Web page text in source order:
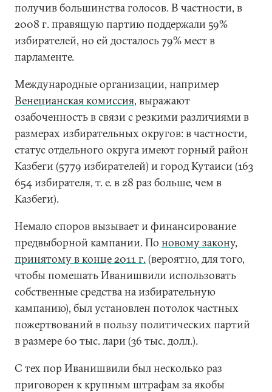
получив большинства голосов. В частности, в
2008 г. правящую партию поддержали 59%
избирателей, но ей досталось 79% мест в
парламенте.
Международные организации, например
Венецианская комиссия, выражают
озабоченность в связи с резкими различиями в
размерах избирательных округов: в частности,
статус отдельного округа имеют горный район
Казбеги (5779 избирателей) и город Кутаиси (163
654 избирателя, т. е. в 28 раз больше, чем в
Казбеги).
Немало споров вызывает и финансирование
предвыборной кампании. По новому закону,
принятому в конце 2011 г.(вероятно, для того,
чтобы помешать Иванишвили использовать
собственные средства на избирательную
кампанию), был установлен потолок частных
пожертвований в пользу политических партий
в размере 60 тыс. лари (36 тыс. долл.).
С тех пор Иванишвили был несколько раз
приговорен к крупным штрафам за якобы